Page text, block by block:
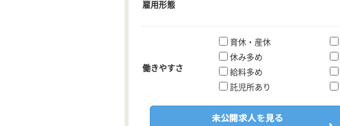
雇用形態
働きやすさ
育休・産休
休み多め
給料多め
託児所あり